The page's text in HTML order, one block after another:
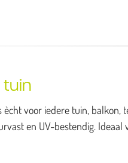
tuin
voor iedere tuin,
en UV-bestendig.